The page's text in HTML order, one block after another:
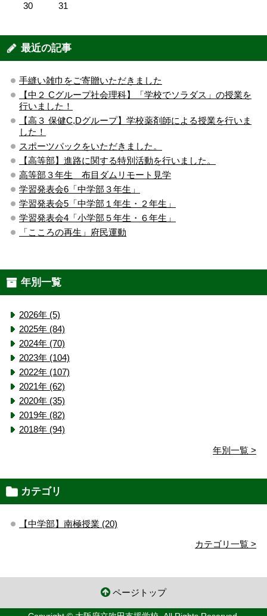
30
31
最近の記事
手縫い雑巾をご寄贈いただきました
【中２ Cグループ社会理科】「学校でソラダス」の授業を
行いました！
【高３ 保健C,Dグループ】学校薬剤師による授業を行いま
した！
スポーツパックをいただきました。
【高等部】進路に関する特別活動を行いました。
高等部３年生 布目ダムリモート見学
学習発表会6「中学部３年生」
学習発表会5「中学部１年生・２年生」
学習発表会4「小学部５年生・６年生」
「こころの再生」府民運動
年別一覧
2026年 (5)
2025年 (84)
2024年 (70)
2023年 (104)
2022年 (107)
2021年 (62)
2020年 (35)
2019年 (82)
2018年 (94)
年別一覧 >
カテゴリ
【中学部】南極授業 (20)
カテゴリ一覧 >
ページトップ